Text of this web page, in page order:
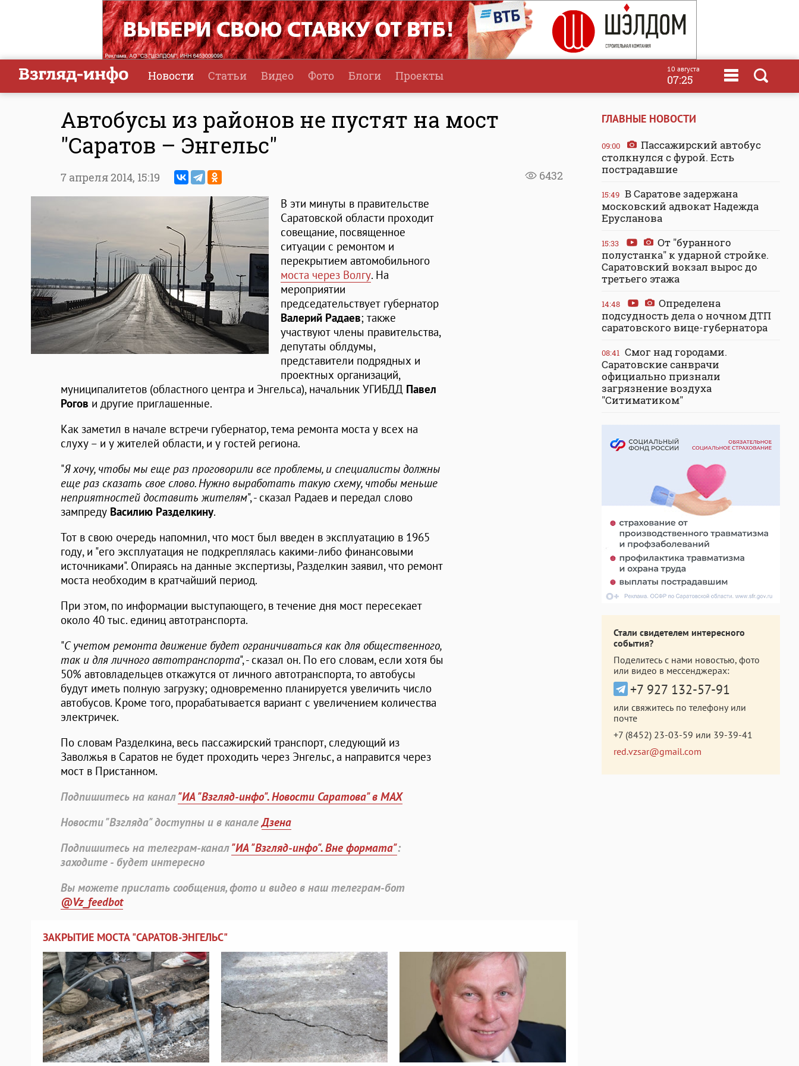
Новости Статьи Видео Фото Блоги Проекты 10 августа
07:25
Автобусы из районов не пустят на мост
"Саратов – Энгельс"
6432
7 апреля 2014, 15:19
В эти минуты в правительстве
Саратовской области проходит
совещание, посвященное
ситуации с ремонтом и
перекрытием автомобильного
моста через Волгу. На
мероприятии
председательствует губернатор
Валерий Радаев; также
участвуют члены правительства,
депутаты облдумы,
представители подрядных и
проектных организаций,
муниципалитетов (областного центра и Энгельса), начальник УГИБДД Павел
Рогов и другие приглашенные.
Как заметил в начале встречи губернатор, тема ремонта моста у всех на
слуху – и у жителей области, и у гостей региона.
"Я хочу, чтобы мы еще раз проговорили все проблемы, и специалисты должны
еще раз сказать свое слово. Нужно выработать такую схему, чтобы меньше
неприятностей доставить жителям", - сказал Радаев и передал слово
зампреду Василию Разделкину.
Тот в свою очередь напомнил, что мост был введен в эксплуатацию в 1965
году, и "его эксплуатация не подкреплялась какими-либо финансовыми
источниками". Опираясь на данные экспертизы, Разделкин заявил, что ремонт
моста необходим в кратчайший период.
При этом, по информации выступающего, в течение дня мост пересекает
около 40 тыс. единиц автотранспорта.
"С учетом ремонта движение будет ограничиваться как для общественного,
так и для личного автотранспорта", - сказал он. По его словам, если хотя бы
50% автовладельцев откажутся от личного автотранспорта, то автобусы
будут иметь полную загрузку; одновременно планируется увеличить число
автобусов. Кроме того, прорабатывается вариант с увеличением количества
электричек.
По словам Разделкина, весь пассажирский транспорт, следующий из
Заволжья в Саратов не будет проходить через Энгельс, а направится через
мост в Пристанном.
Подпишитесь на канал"ИА "Взгляд-инфо". Новости Саратова" в MAX
Новости "Взгляда" доступны и в каналеДзена
Подпишитесь на телеграм-канал"ИА "Взгляд-инфо". Вне формата":
заходите - будет интересно
Вы можете прислать сообщения, фото и видео в наш телеграм-бот
@Vz_feedbot
ЗАКРЫТИЕ МОСТА "САРАТОВ-ЭНГЕЛЬС"
ГЛАВНЫЕ НОВОСТИ
09:00
Пассажирский автобус
столкнулся с фурой. Есть
пострадавшие
15:49 В Саратове задержана
московский адвокат Надежда
Ерусланова
15:33
От "буранного
полустанка" к ударной стройке.
Саратовский вокзал вырос до
третьего этажа
14:48
Определена
подсудность дела о ночном ДТП
саратовского вице-губернатора
08:41 Смог над городами.
Саратовские санврачи
официально признали
загрязнение воздуха
"Ситиматиком"
Стали свидетелем интересного
события?
Поделитесь с нами новостью, фото
или видео в мессенджерах:
+7 927 132-57-91
или свяжитесь по телефону или
почте
+7 (8452) 23-03-59 или 39-39-41
red.vzsar@gmail.com